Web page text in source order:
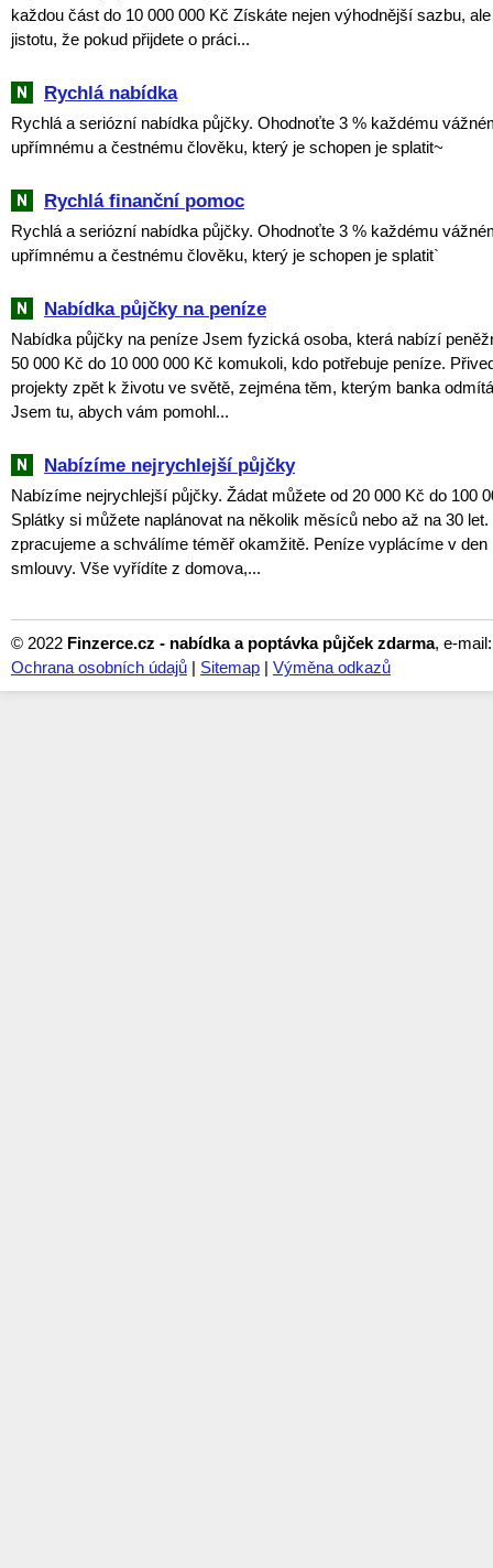
každou část do 10 000 000 Kč Získáte nejen výhodnější sazbu,
jistotu, že pokud přijdete o práci...
Rychlá nabídka
Rychlá a seriózní nabídka půjčky. Ohodnoťte 3 % každému
upřímnému a čestnému člověku, který je schopen je splatit~
Rychlá finanční pomoc
Rychlá a seriózní nabídka půjčky. Ohodnoťte 3 % každému
upřímnému a čestnému člověku, který je schopen je splatit`
Nabídka půjčky na peníze
Nabídka půjčky na peníze Jsem fyzická osoba, která nabízí
50 000 Kč do 10 000 000 Kč komukoli, kdo potřebuje peníze.
projekty zpět k životu ve světě, zejména těm, kterým banka
Jsem tu, abych vám pomohl...
Nabízíme nejrychlejší půjčky
Nabízíme nejrychlejší půjčky. Žádat můžete od 20 000 Kč do 100
Splátky si můžete naplánovat na několik měsíců nebo až na 30
zpracujeme a schválíme téměř okamžitě. Peníze vyplácíme v den
smlouvy. Vše vyřídíte z domova,...
© 2022 Finzerce.cz - nabídka a poptávka půjček zdarma, e-
Ochrana osobních údajů | Sitemap | Výměna odkazů